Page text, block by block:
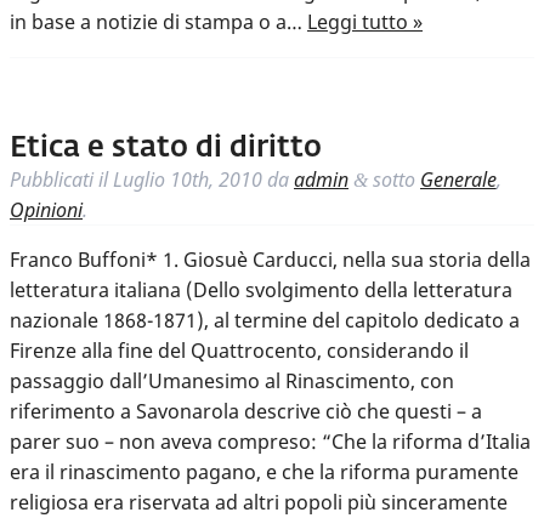
in base a notizie di stampa o a… Leggi tutto »
Etica e stato di diritto
Pubblicati ilLuglio 10th, 2010 daadmin & sotto Generale,
Opinioni.
Franco Buffoni* 1. Giosuè Carducci, nella sua storia della
letteratura italiana (Dello svolgimento della letteratura
nazionale 1868-1871), al termine del capitolo dedicato a
Firenze alla fine del Quattrocento, considerando il
passaggio dall’Umanesimo al Rinascimento, con
riferimento a Savonarola descrive ciò che questi – a
parer suo – non aveva compreso: “Che la riforma d’Italia
era il rinascimento pagano, e che la riforma puramente
religiosa era riservata ad altri popoli più sinceramente